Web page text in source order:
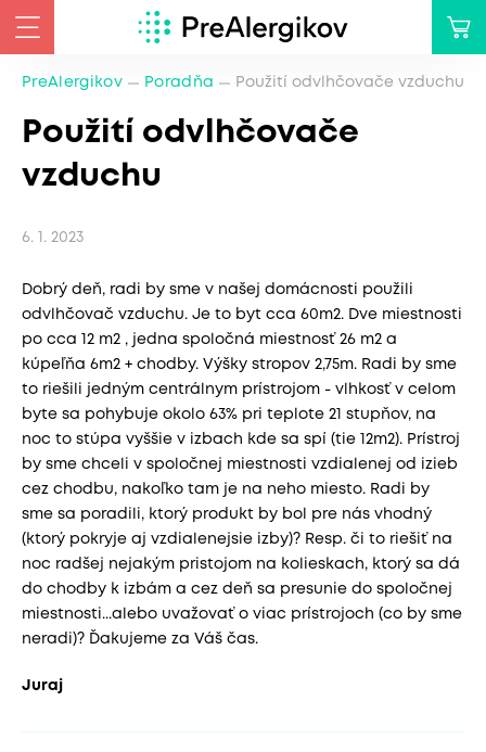
PreAlergikov Poradňa Použití odvlhčovače vzduchu
Použití odvlhčovače
vzduchu
6. 1. 2023
Dobrý deň, radi by sme v našej domácnosti použili
odvlhčovač vzduchu. Je to byt cca 60m2. Dve miestnosti
po cca 12 m2 , jedna spoločná miestnosť 26 m2 a
kúpeľňa 6m2 + chodby. Výšky stropov 2,75m. Radi by sme
to riešili jedným centrálnym prístrojom - vlhkosť v celom
byte sa pohybuje okolo 63% pri teplote 21 stupňov, na
noc to stúpa vyššie v izbach kde sa spí (tie 12m2). Prístroj
by sme chceli v spoločnej miestnosti vzdialenej od izieb
cez chodbu, nakoľko tam je na neho miesto. Radi by
sme sa poradili, ktorý produkt by bol pre nás vhodný
(ktorý pokryje aj vzdialenejsie izby)? Resp. či to riešiť na
noc radšej nejakým pristojom na kolieskach, ktorý sa dá
do chodby k izbám a cez deň sa presunie do spoločnej
miestnosti...alebo uvažovať o viac prístrojoch (co by sme
neradi)? Ďakujeme za Váš čas.
Juraj